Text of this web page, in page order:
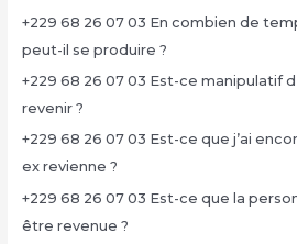
+229 68 26 07 03 En combien de
peut-il se produire ?
+229 68 26 07 03 Est-ce manipulatif
revenir ?
+229 68 26 07 03 Est-ce que j’ai
ex revienne ?
+229 68 26 07 03 Est-ce que la
être revenue ?